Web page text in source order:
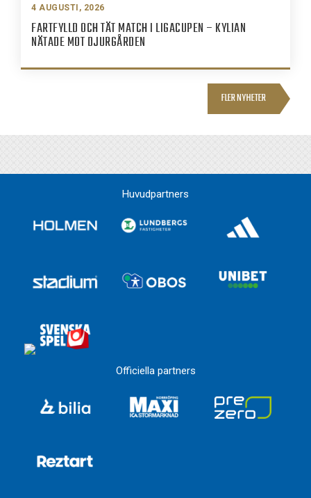
4 AUGUSTI, 2026
FARTFYLLD OCH TÄT MATCH I LIGACUPEN – KYLIAN
NÄTADE MOT DJURGÅRDEN
FLER NYHETER
Huvudpartners
Officiella partners